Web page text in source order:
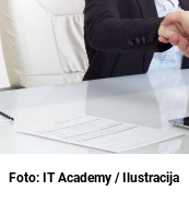
Foto: IT Academy / Ilustracija